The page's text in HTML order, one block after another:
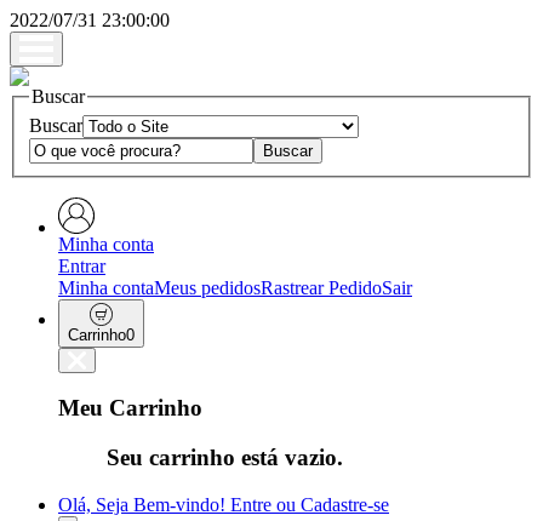
2022/07/31 23:00:00
Buscar
Buscar
Minha conta
Entrar
Minha contaMeus pedidosRastrear PedidoSair
Carrinho0
Meu Carrinho
Seu carrinho está vazio.
Olá, Seja Bem-vindo! Entre ou Cadastre-se